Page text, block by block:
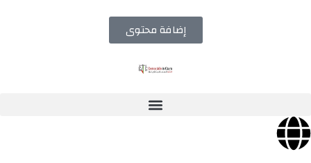
إضافة محتوى